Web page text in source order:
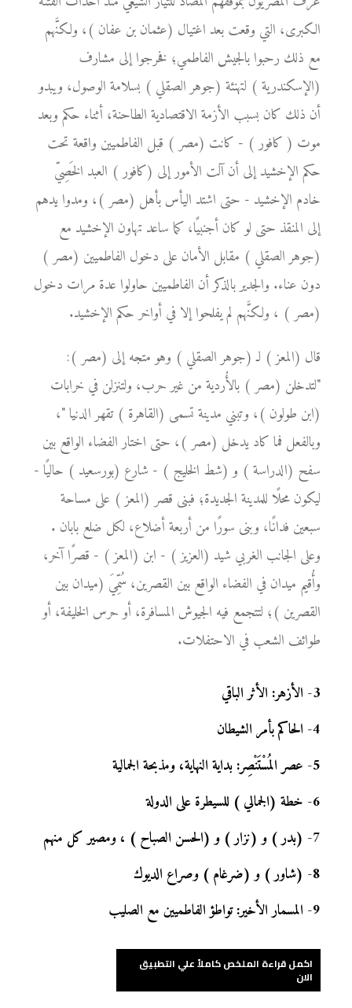
الكبرى، التي وقعت بعد اغتيال (عثمان بن عفان )، ولكنَّهم
مع ذلك رحبوا بالجيش الفاطمي؛ فخرجوا إلى مشارف
(الإسكندرية ) لتهنئة (جوهر الصقلي ) بسلامة الوصول، ويبدو
أن ذلك كان بسبب الأزمة الاقتصادية الطاحنة، أثناء حكم وبعد
موت ( كافور ) - كانت (مصر ) قبل الفاطميين واقعة تحت
حكم الإخشيد إلى أن آلت الأمور إلى (كافور ) العبد الخَصِيّ
خادم الإخشيد - حتى اشتد اليأس بأهل (مصر )، ومدوا يدهم
إلى المنقذ حتى لو كان أجنبيًا، كما ساعد تهاون الإخشيد مع
(جوهر الصقلي ) مقابل الأمان على دخول الفاطميين (مصر )
دون عناء. والجدير بالذكر أن الفاطميين حاولوا عدة مرات دخول
(مصر ) ، ولكنَّهم لم يفلحوا إلا في أواخر حكم الإخشيد.
قال (المعز ) لـ (جوهر الصقلي ) وهو متجه إلى (مصر ):
"لتدخلن (مصر ) بالأُردية من غير حرب، ولتنزلن في خرابات
(ابن طولون )، وتبني مدينة تسمى (القاهرة ) تقهر الدنيا "،
وبالفعل فما كاد يدخل (مصر )، حتى اختار الفضاء الواقع بين
سفح (الدراسة ) و (شط الخليج ) - شارع (بورسعيد ) حاليًا -
ليكون محلًا للمدينة الجديدة؛ فبنى قصر (المعز ) على مساحة
سبعين فدانًا، وبنى سورًا من أربعة أضلاع، لكل ضلع بابان .
وعلى الجانب الغربي شيد (العزيز ) - ابن (المعز ) - قصرًا آخر،
وأُقيم ميدان في الفضاء الواقع بين القصرين، سُمِّيَ (ميدان بين
القصرين )؛ لتتجمع فيه الجيوش المسافرة، أو حرس الخليفة، أو
طوائف الشعب في الاحتفلات.
3
- الأزهر: الأثر الباقي
4
- الحاكم بأمر الشيطان
5
- عصر المُسْتَنْصِر: بداية النهاية، ومذبحة الجمالية
6
- خطة (الجمالي ) للسيطرة على الدولة
7
- (بدر ) و (نزار ) و (الحسن الصباح ) ، ومصير كل منهم
8
- (شاور ) و (ضرغام ) وصراع الديوك
9
- المسمار الأخير: تواطؤ الفاطميين مع الصليب
اكمل قراءة الملخص كاملاً علي التطبيق
الان